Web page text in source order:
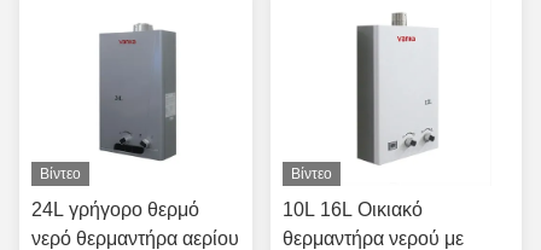
Βίντεο
24L γρήγορο θερμό
νερό θερμαντήρα αερίου
Βίντεο
10L 16L Οικιακό
θερμαντήρα νερού με